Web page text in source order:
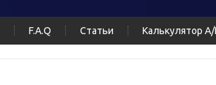
F.A.Q Статьи Калькулятор